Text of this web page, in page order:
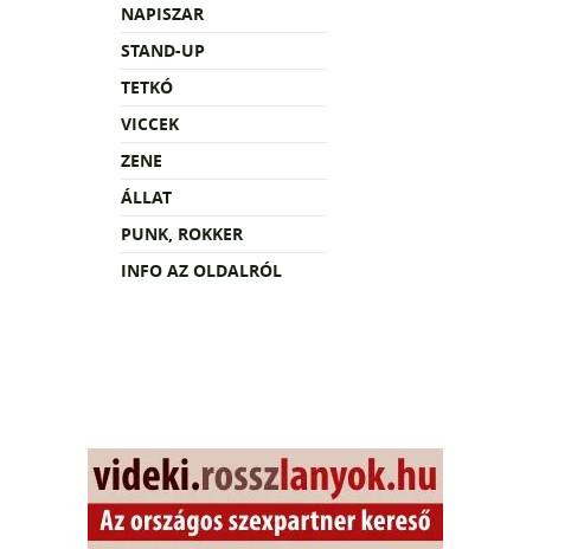
NAPISZAR
STAND-UP
TETKÓ
VICCEK
ZENE
ÁLLAT
PUNK, ROKKER
INFO AZ OLDALRÓL